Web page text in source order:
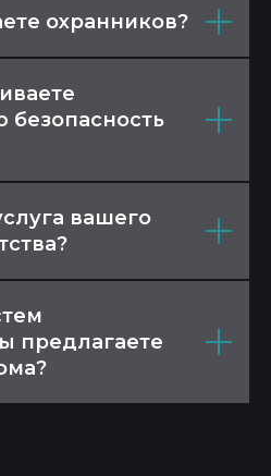
охранников?
безопасность
вашего
предлагаете